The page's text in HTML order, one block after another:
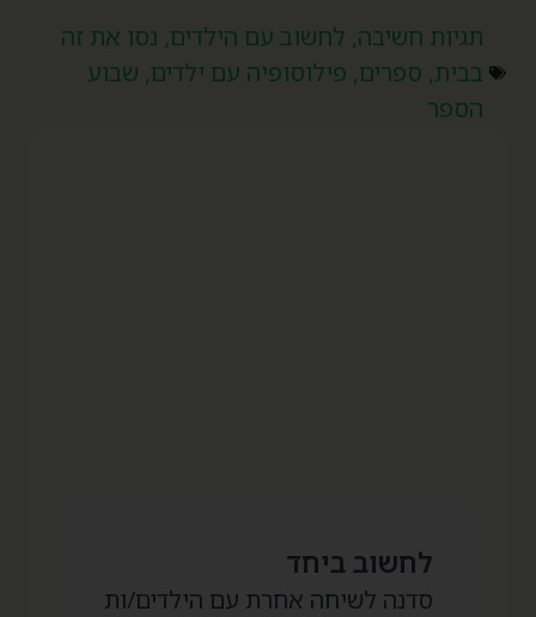
תגיות חשיבה,לחשוב עם הילדים,נסו את זה
בבית,ספרים,פילוסופיה עם ילדים,שבוע
הספר
לחשוב ביחד
סדנה לשיחה אחרת עם הילדים/ות